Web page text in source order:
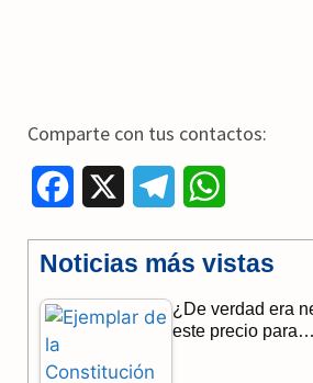
Comparte con tus contactos:
c
e
l
e
a
t
Noticias más vistas
¿De verdad era
este precio para…